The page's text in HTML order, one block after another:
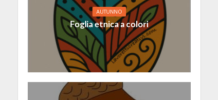
AUTUNNO
Foglia etnica a colori